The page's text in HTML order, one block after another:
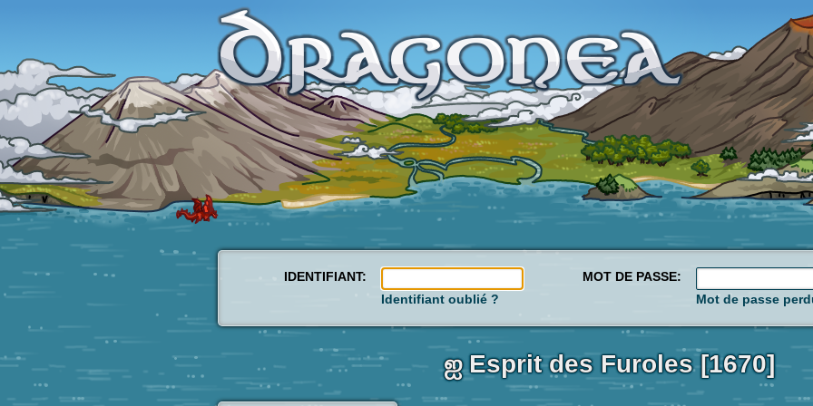
IDENTIFIANT:
Identifiant oublié ?
MOT DE PASSE:
Mot de passe
ஐ Esprit des Furoles [1670]